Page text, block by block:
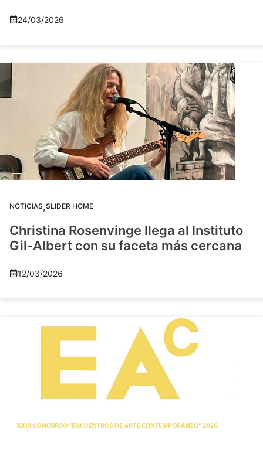
24/03/2026
NOTICIAS,SLIDER HOME
Christina Rosenvinge llega al Instituto
Gil-Albert con su faceta más cercana
12/03/2026